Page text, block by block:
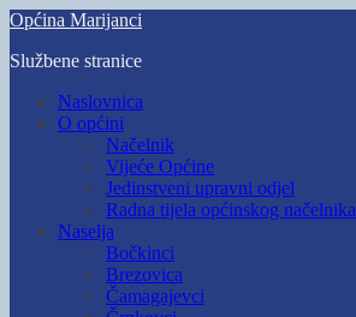
Skip
main
Općina Marijanci
Službene stranice
Toggle
mobile
Naslovnica
O općini
Načelnik
Vijeće Općine
Jedinstveni upravni odjel
Radna tijela općinskog načelnika
Naselja
Bočkinci
Brezovica
Čamagajevci